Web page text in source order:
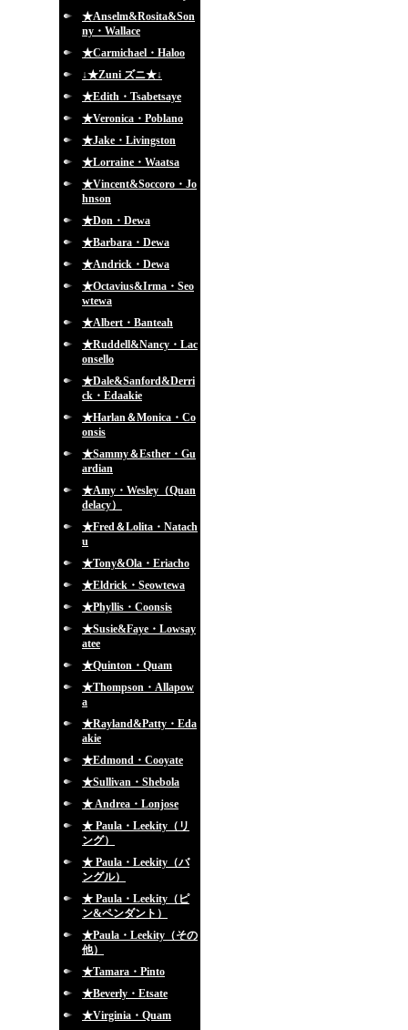
★Anselm&Rosita&Son
ny・Wallace
★Carmichael・Haloo
↓★Zuni ズニ★↓
★Edith・Tsabetsaye
★Veronica・Poblano
★Jake・Livingston
★Lorraine・Waatsa
★Vincent&Soccoro・Jo
hnson
★Don・Dewa
★Barbara・Dewa
★Andrick・Dewa
★Octavius&Irma・Seo
wtewa
★Albert・Banteah
★Ruddell&Nancy・Lac
onsello
★Dale&Sanford&Derri
ck・Edaakie
★Harlan＆Monica・Co
onsis
★Sammy＆Esther・Gu
ardian
★Amy・Wesley（Quan
delacy）
★Fred＆Lolita・Natach
u
★Tony&Ola・Eriacho
★Eldrick・Seowtewa
★Phyllis・Coonsis
★Susie&Faye・Lowsay
atee
★Quinton・Quam
★Thompson・Allapow
a
★Rayland&Patty・Eda
akie
★Edmond・Cooyate
★Sullivan・Shebola
★ Andrea・Lonjose
★ Paula・Leekity（リ
ング）
★ Paula・Leekity（バ
ングル）
★ Paula・Leekity（ピ
ン&ペンダント）
★Paula・Leekity（その
他）
★Tamara・Pinto
★Beverly・Etsate
★Virginia・Quam